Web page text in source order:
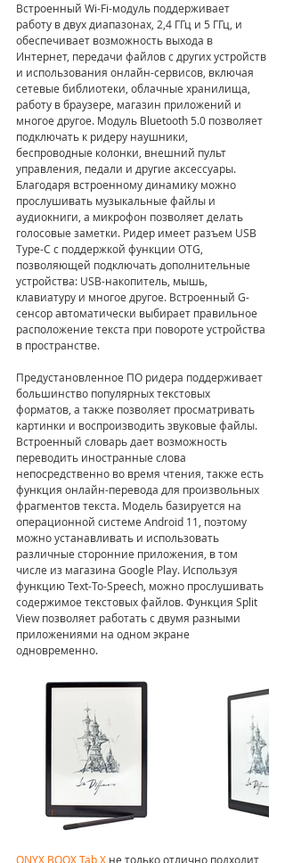
Встроенный Wi-Fi-модуль поддерживает
работу в двух диапазонах, 2,4 ГГц и 5 ГГц, и
обеспечивает возможность выхода в
Интернет, передачи файлов с других устройств
и использования онлайн-сервисов, включая
сетевые библиотеки, облачные хранилища,
работу в браузере, магазин приложений и
многое другое. Модуль Bluetooth 5.0 позволяет
подключать к ридеру наушники,
беспроводные колонки, внешний пульт
управления, педали и другие аксессуары.
Благодаря встроенному динамику можно
прослушивать музыкальные файлы и
аудиокниги, а микрофон позволяет делать
голосовые заметки. Ридер имеет разъем USB
Type-C с поддержкой функции OTG,
позволяющей подключать дополнительные
устройства: USB-накопитель, мышь,
клавиатуру и многое другое. Встроенный G-
сенсор автоматически выбирает правильное
расположение текста при повороте устройства
в пространстве.
Предустановленное ПО ридера поддерживает
большинство популярных текстовых
форматов, а также позволяет просматривать
картинки и воспроизводить звуковые файлы.
Встроенный словарь дает возможность
переводить иностранные слова
непосредственно во время чтения, также есть
функция онлайн-перевода для произвольных
фрагментов текста. Модель базируется на
операционной системе Android 11, поэтому
можно устанавливать и использовать
различные сторонние приложения, в том
числе из магазина Google Play. Используя
функцию Text-To-Speech, можно прослушивать
содержимое текстовых файлов. Функция Split
View позволяет работать с двумя разными
приложениями на одном экране
одновременно.
ONYX BOOX Tab X не только отлично подходит